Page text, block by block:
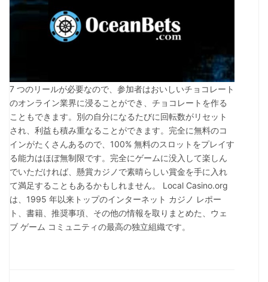
7 つのリールが必要なので、参加者はおいしいチョコレート
のオンライン業界に浸ることができ、チョコレートを作る
こともできます。別の自分になるたびに回転数がリセット
され、利益も積み重なることができます。完全に無料のコ
インがたくさんあるので、100% 無料のスロットをプレイす
る能力はほぼ無制限です。完全にゲームに没入して楽しん
でいただければ、懸賞カジノで素晴らしい賞金を手に入れ
て満足することもあるかもしれません。 Local Casino.org
は、1995 年以来トップのインターネット カジノ レポー
ト、書籍、推奨事項、その他の情報を取りまとめた、ウェ
ブ ゲーム コミュニティの最高の独立組織です。